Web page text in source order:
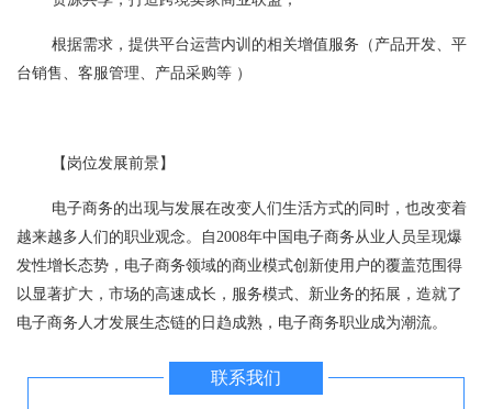
根据需求，提供平台运营内训的相关增值服务（产品开发、平
台销售、客服管理、产品采购等 ）
【岗位发展前景】
电子商务的出现与发展在改变人们生活方式的同时，也改变着
越来越多人们的职业观念。自2008年中国电子商务从业人员呈现爆
发性增长态势，电子商务领域的商业模式创新使用户的覆盖范围得
以显著扩大，市场的高速成长，服务模式、新业务的拓展，造就了
电子商务人才发展生态链的日趋成熟，电子商务职业成为潮流。
联系我们